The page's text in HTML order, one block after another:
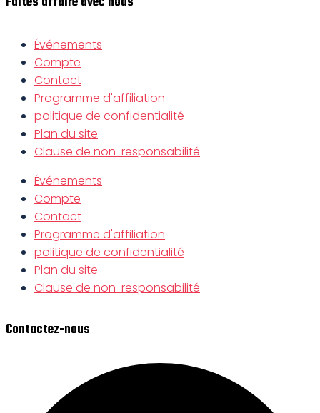
Événements
Compte
Contact
Programme d'affiliation
politique de confidentialité
Plan du site
Clause de non-responsabilité
Événements
Compte
Contact
Programme d'affiliation
politique de confidentialité
Plan du site
Clause de non-responsabilité
Contactez-nous